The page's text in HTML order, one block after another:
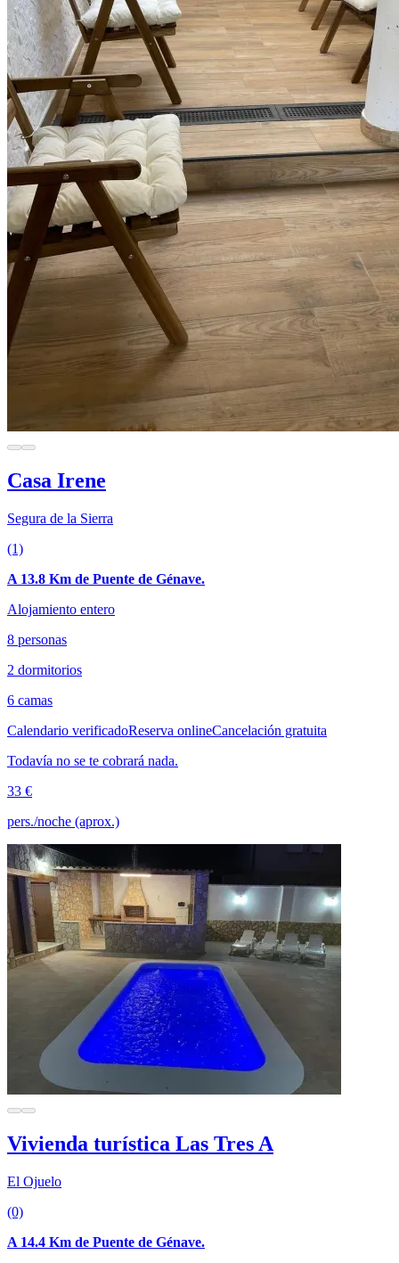
Casa Irene
Segura de la Sierra
(1)
A 13.8 Km de Puente de Génave.
Alojamiento entero
8 personas
2 dormitorios
6 camas
Calendario verificadoReserva onlineCancelación gratuita
Todavía no se te cobrará nada.
33 €
pers./noche (aprox.)
Vivienda turística Las Tres A
El Ojuelo
(0)
A 14.4 Km de Puente de Génave.